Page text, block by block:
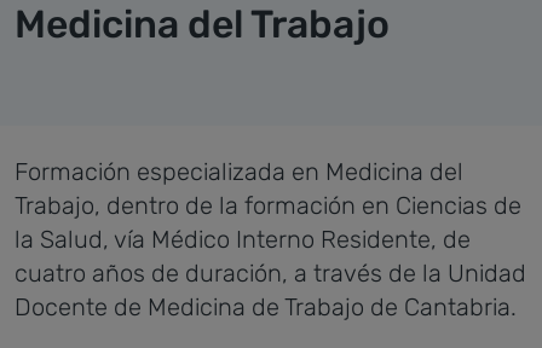
Medicina del Trabajo
Formación especializada en Medicina del
Trabajo, dentro de la formación en Ciencias de
la Salud, vía Médico Interno Residente, de
cuatro años de duración, a través de la Unidad
Docente de Medicina de Trabajo de Cantabria.